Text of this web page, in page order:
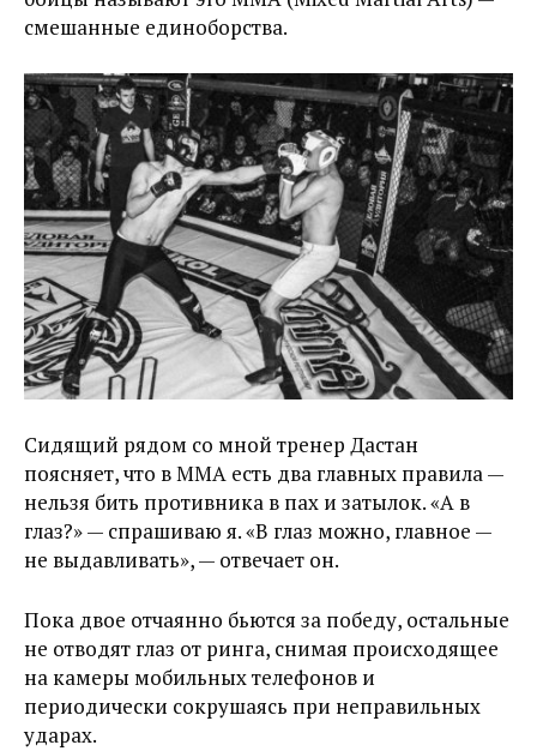
смешанные единоборства.
Сидящий рядом со мной тренер Дастан
поясняет, что в ММА есть два главных правила —
нельзя бить противника в пах и затылок. «А в
глаз?» — спрашиваю я. «В глаз можно, главное —
не выдавливать», — отвечает он.
Пока двое отчаянно бьются за победу, остальные
не отводят глаз от ринга, снимая происходящее
на камеры мобильных телефонов и
периодически сокрушаясь при неправильных
ударах.